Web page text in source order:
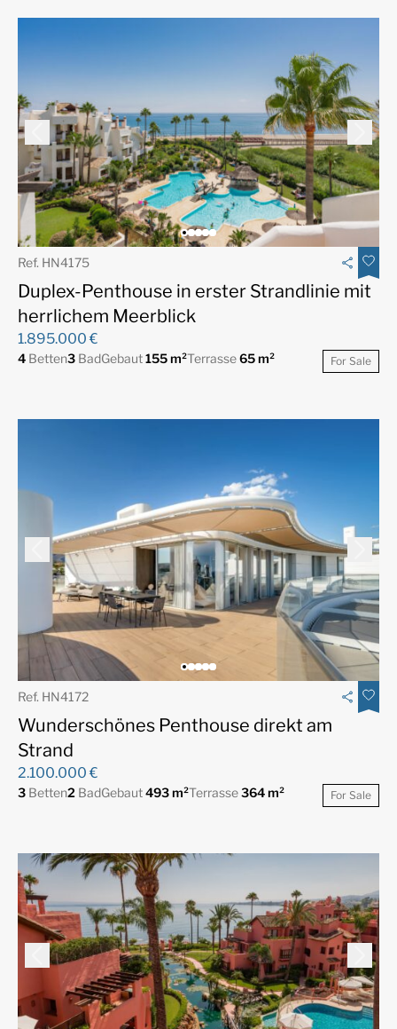
Ref. HN4175
Duplex-Penthouse in erster Strandlinie mit
herrlichem Meerblick
1.895.000 €
4 Betten3 BadGebaut155 m²Terrasse65 m² For Sale
Ref. HN4172
Wunderschönes Penthouse direkt am
Strand
2.100.000 €
3 Betten2 BadGebaut493 m²Terrasse364 m² For Sale